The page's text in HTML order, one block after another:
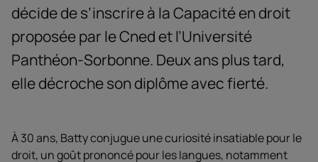
décide de s’inscrire à la Capacité en droit
proposée par le Cned et l’Université
Panthéon-Sorbonne. Deux ans plus tard,
elle décroche son diplôme avec fierté.
À 30 ans, Batty conjugue une curiosité insatiable pour le
droit, un goût prononcé pour les langues, notamment